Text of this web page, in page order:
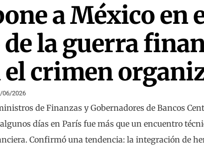
a México en
la guerra
crimen
06/2026
de Finanzas y Gobernadores de Bancos
días en París fue más que un encuentro
Confirmó una tendencia: la integración de